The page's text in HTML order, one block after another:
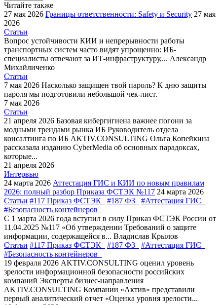
Читайте также
27 мая 2026 Границы ответственности: Safety и Security 27 мая
2026
Статьи
Вопрос устойчивости КИИ и непрерывности работы
транспортных систем часто видят упрощенно: ИБ-
специалисты отвечают за ИТ-инфраструктуру,... Александр
Михайличенко
Статьи
7 мая 2026 Насколько защищен твой пароль? К дню защиты
пароля мы подготовили небольшой чек-лист.
7 мая 2026
Статьи
21 апреля 2026 Базовая кибергигиена важнее погони за
модными трендами рынка ИБ Руководитель отдела
консалтинга по ИБ AKTIV.CONSULTING Ольга Копейкина
рассказала изданию CyberMedia об основных парадоксах,
которые...
21 апреля 2026
Интервью
24 марта 2026 Аттестация ГИС и КИИ по новым правилам
2026: полный разбор Приказа ФСТЭК №117 24 марта 2026
Статьи #117 Приказ ФСТЭК #187 ФЗ
#Аттестация ГИС
#Безопасность контейнеров
С 1 марта 2026 года вступил в силу Приказ ФСТЭК России от
11.04.2025 №117 «Об утверждении Требований о защите
информации, содержащейся в... Владислав Крылов
Статьи #117 Приказ ФСТЭК #187 ФЗ
#Аттестация ГИС
#Безопасность контейнеров
19 февраля 2026 AKTIV.CONSULTING оценил уровень
зрелости информационной безопасности российских
компаний Эксперты бизнес-направления
AKTIV.CONSULTING Компании «Актив» представили
первый аналитический отчет «Оценка уровня зрелости...